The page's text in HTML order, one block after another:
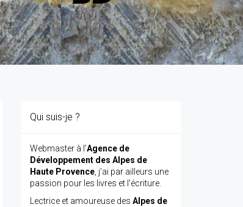
Qui suis-je ?
Webmaster à l’Agence de
Développement des Alpes de
Haute Provence, j’ai par ailleurs une
passion pour les livres et l’écriture.
Lectrice et amoureuse des Alpes de